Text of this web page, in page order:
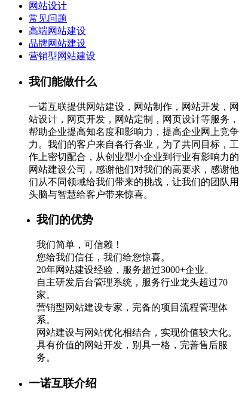
网站设计
常见问题
高端网站建设
品牌网站建设
营销型网站建设
我们能做什么
一诺互联提供网站建设，网站制作，网站开发，网
站设计，网页开发，网站定制，网页设计等服务，
帮助企业提高知名度和影响力，提高企业网上竞争
力。我们的客户来自各行各业，为了共同目标，工
作上密切配合，从创业型小企业到行业有影响力的
网站建设公司，感谢他们对我们的高要求，感谢他
们从不同领域给我们带来的挑战，让我们的团队用
头脑与智慧给客户带来惊喜。
我们的优势
我们简单，可信赖！
您给我们信任，我们给您惊喜。
20年网站建设经验，服务超过3000+企业。
自主研发后台管理系统，服务行业龙头超过70
家。
营销型网站建设专家，完备的项目流程管理体
系。
网站建设与网站优化相结合，实现价值较大化。
具有价值的网站开发，别具一格，完善售后服
务。
一诺互联介绍